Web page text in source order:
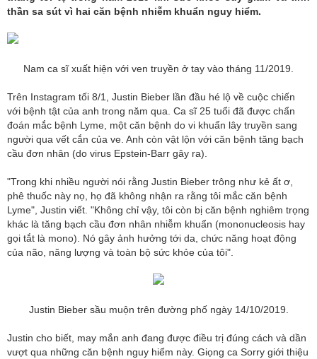
thần sa sút vì hai căn bệnh nhiễm khuẩn nguy hiểm.
Nam ca sĩ xuất hiện với ven truyền ở tay vào tháng 11/2019.
Trên Instagram tối 8/1, Justin Bieber lần đầu hé lộ về cuộc chiến
với bệnh tật của anh trong năm qua. Ca sĩ 25 tuổi đã được chẩn
đoán mắc bệnh Lyme, một căn bệnh do vi khuẩn lây truyền sang
người qua vết cắn của ve. Anh còn vật lộn với căn bệnh tăng bạch
cầu đơn nhân (do virus Epstein-Barr gây ra).
"Trong khi nhiều người nói rằng Justin Bieber trông như kẻ ất ơ,
phê thuốc này nọ, họ đã không nhận ra rằng tôi mắc căn bệnh
Lyme", Justin viết. "Không chỉ vậy, tôi còn bị căn bệnh nghiêm trọng
khác là tăng bạch cầu đơn nhân nhiễm khuẩn (mononucleosis hay
gọi tắt là mono). Nó gây ảnh hưởng tới da, chức năng hoạt động
của não, năng lượng và toàn bộ sức khỏe của tôi".
Justin Bieber sầu muộn trên đường phố ngày 14/10/2019.
Justin cho biết, may mắn anh đang được điều trị đúng cách và dần
vượt qua những căn bệnh nguy hiểm này. Giọng ca Sorry giới thiệu